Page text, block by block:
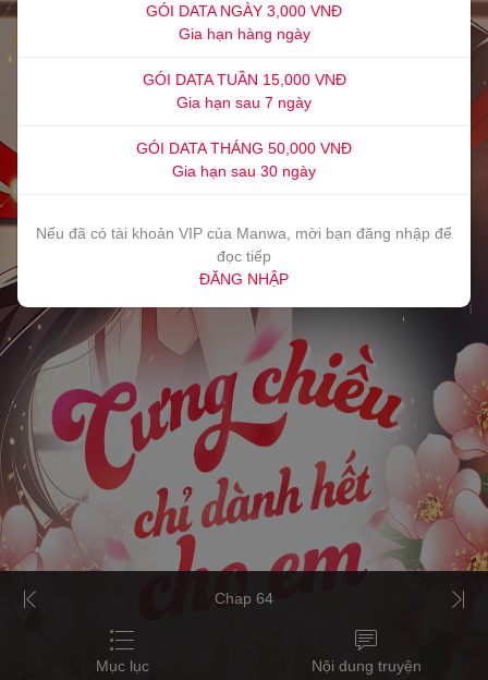
Chap 64
Mục lục Nội dung truyện
GÓI DATA NGÀY 3,000 VNĐ
Gia hạn hàng ngày
GÓI DATA TUẦN 15,000 VNĐ
Gia hạn sau 7 ngày
GÓI DATA THÁNG 50,000 VNĐ
Gia hạn sau 30 ngày
Nếu đã có tài khoản VIP của Manwa, mời bạn đăng nhập để
đọc tiếp
ĐĂNG NHẬP